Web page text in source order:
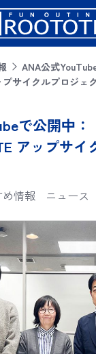
ANA公式
サイクルプロジェ
で公開中：
アップサイ
情報 ニュース